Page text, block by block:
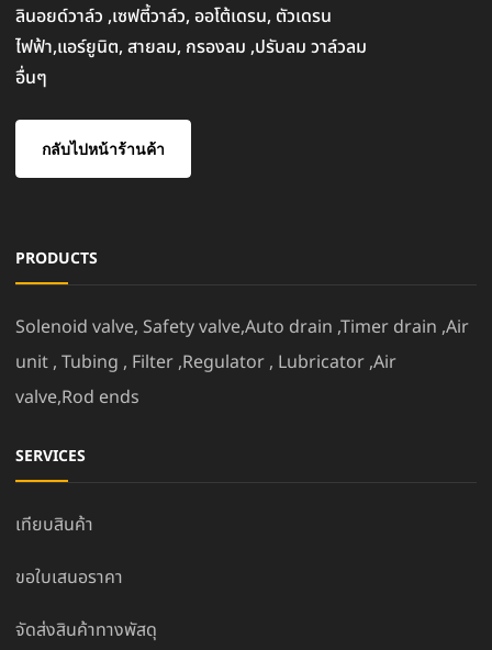
ลินอยด์วาล์ว ,เซฟตี้วาล์ว, ออโต้เดรน, ตัวเดรน
ไฟฟ้า,แอร์ยูนิต, สายลม, กรองลม ,ปรับลม วาล์วลม
อื่นๆ
กลับไปหน้าร้านค้า
PRODUCTS
Solenoid valve, Safety valve,Auto drain ,Timer drain ,Air
unit , Tubing , Filter ,Regulator , Lubricator ,Air
valve,Rod ends
SERVICES
เทียบสินค้า
ขอใบเสนอราคา
จัดส่งสินค้าทางพัสดุ